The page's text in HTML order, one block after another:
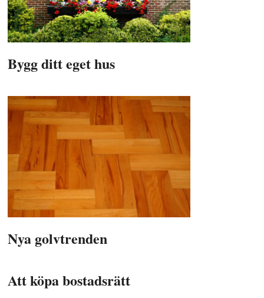
Bygg ditt eget hus
Nya golvtrenden
Att köpa bostadsrätt